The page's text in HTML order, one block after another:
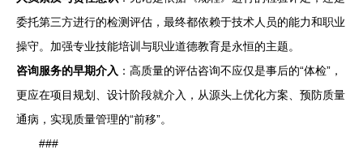
委托第三方进行的检测评估，最终都依赖于技术人员的能力和职业
操守。加强专业技能培训与职业道德教育是永恒的主题。
咨询服务的早期介入 ：高质量的评估咨询不应仅是事后的“体检”，
更应在项目规划、设计阶段就介入，从源头上优化方案、预防质量
通病，实现质量管理的“前移”。
###